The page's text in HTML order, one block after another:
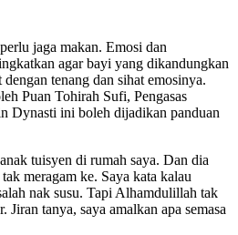
jaga makan. Emosi dan
agar bayi yang dikandungkan
tenang dan sihat emosinya.
Puan Tohirah Sufi, Pengasas
Dynasti ini boleh dijadikan panduan
tuisyen di rumah saya. Dan dia
meragam ke. Saya kata kalau
nak susu. Tapi Alhamdulillah tak
Jiran tanya, saya amalkan apa semasa